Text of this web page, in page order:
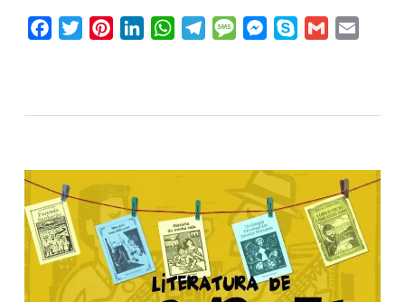
FacebookTwitterPinterestLinkedInWhatsAppTelegramMessageMessenger
Skype Gmail